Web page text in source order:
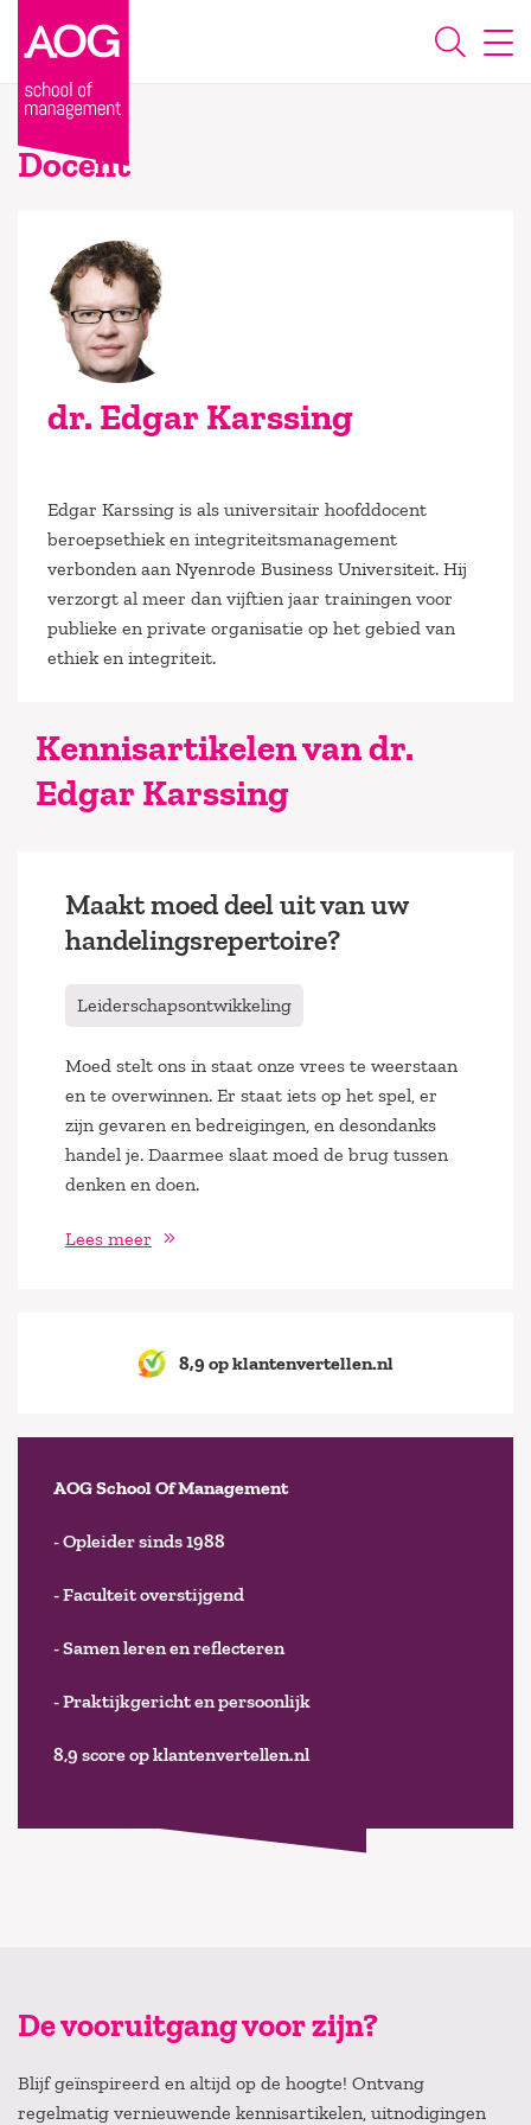
Docent
dr. Edgar Karssing
Edgar Karssing is als universitair hoofddocent
beroepsethiek en integriteitsmanagement
verbonden aan Nyenrode Business Universiteit. Hij
verzorgt al meer dan vijftien jaar trainingen voor
publieke en private organisatie op het gebied van
ethiek en integriteit.
Kennisartikelen van dr.
Edgar Karssing
Maakt moed deel uit van uw
handelingsrepertoire?
Leiderschapsontwikkeling
Moed stelt ons in staat onze vrees te weerstaan
en te overwinnen. Er staat iets op het spel, er
zijn gevaren en bedreigingen, en desondanks
handel je. Daarmee slaat moed de brug tussen
denken en doen.
Lees meer
8,9 op klantenvertellen.nl
AOG School Of Management
- Opleider sinds 1988
- Faculteit overstijgend
- Samen leren en reflecteren
- Praktijkgericht en persoonlijk
8,9 score op klantenvertellen.nl
De vooruitgang voor zijn?
Blijf geïnspireerd en altijd op de hoogte! Ontvang
regelmatig vernieuwende kennisartikelen, uitnodigingen